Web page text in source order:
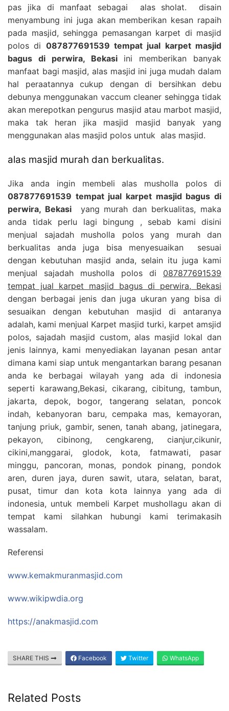
pas jika di manfaat sebagai alas sholat. disain
menyambung ini juga akan memberikan kesan rapaih
pada masjid, sehingga pemasangan karpet di masjid
polos di 087877691539 tempat jual karpet masjid
bagus di perwira, Bekasiini memberikan banyak
manfaat bagi masjid, alas masjid ini juga mudah dalam
hal peraatannya cukup dengan di bersihkan debu
debunya menggunakan vaccum cleaner sehingga tidak
akan merepotkan pengurus masjid atau marbot masjid,
maka tak heran jika masjid masjid banyak yang
menggunakan alas masjid polos untuk alas masjid.
alas masjid murah dan berkualitas.
Jika anda ingin membeli alas musholla polos di
087877691539 tempat jual karpet masjid bagus di
perwira, Bekasiyang murah dan berkualitas, maka
anda tidak perlu lagi bingung , sebab kami disini
menjual sajadah musholla polos yang murah dan
berkualitas anda juga bisa menyesuaikan sesuai
dengan kebutuhan masjid anda, selain itu juga kami
menjual sajadah musholla polos di 087877691539
tempat jual karpet masjid bagus di perwira, Bekasi
dengan berbagai jenis dan juga ukuran yang bisa di
sesuaikan dengan kebutuhan masjid di antaranya
adalah, kami menjual Karpet masjid turki, karpet amsjid
polos, sajadah masjid custom, alas masjid lokal dan
jenis lainnya, kami menyediakan layanan pesan antar
dimana kami siap untuk mengantarkan barang pesanan
anda ke berbagai wilayah yang ada di indonesia
seperti karawang,Bekasi, cikarang, cibitung, tambun,
jakarta, depok, bogor, tangerang selatan, poncok
indah, kebanyoran baru, cempaka mas, kemayoran,
tanjung priuk, gambir, senen, tanah abang, jatinegara,
pekayon, cibinong, cengkareng, cianjur,cikunir,
cikini,manggarai, glodok, kota, fatmawati, pasar
minggu, pancoran, monas, pondok pinang, pondok
aren, duren jaya, duren sawit, utara, selatan, barat,
pusat, timur dan kota kota lainnya yang ada di
indonesia, untuk membeli Karpet mushollagu akan di
tempat kami silahkan hubungi kami terimakasih
wassalam.
Referensi
www.kemakmuranmasjid.com
www.wikipwdia.org
https://anakmasjid.com
SHARE THIS Facebook Twitter WhatsApp
Related Posts